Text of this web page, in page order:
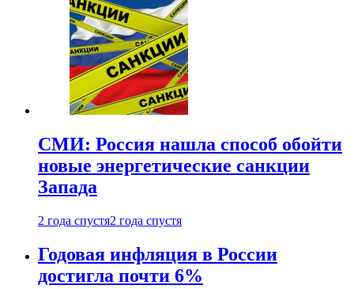
СМИ: Россия нашла способ обойти
новые энергетические санкции
Запада
2 года спустя2 года спустя
Годовая инфляция в России
достигла почти 6%